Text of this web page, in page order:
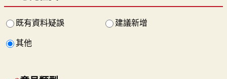
既有資料疑誤 建議新增
其他